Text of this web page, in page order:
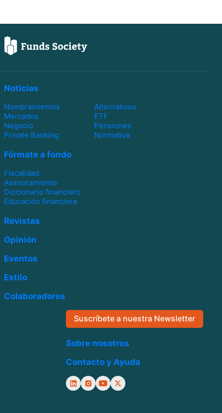
Noticias
Nombramientos
Alternativos
Mercados
ETF
Negocio
Pensiones
Private Banking
Normativa
Fórmate a fondo
Fiscalidad
Asesoramiento
Diccionario financiero
Educación financiera
Revistas
Opinión
Eventos
Estilo
Colaboradores
Suscríbete a nuestra Newsletter
Sobre nosotros
Contacto y Ayuda